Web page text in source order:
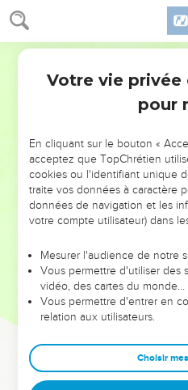
NE MANQUEZ
DE
ET SI LEURS ERREURS
leur foi ou leur vision. Mais on
et les saisons difficiles qu'ils ont
sont elles qui les
Dans cette conférence, leaders,
clés pour avancer avec plus de
deviennent vos tremplins. Que
Votre vie
pour
En cliquant sur le bouton «
acceptez que TopChrétien
cookies ou l'identifiant unique
traite vos données à caractère
données de navigation et les
votre compte utilisateur) dans
Mesurer l'audience de notre
Vous permettre d'utiliser des
vidéo, des cartes du monde…
Vous permettre d'entrer en
relation aux utilisateurs.
Choisir